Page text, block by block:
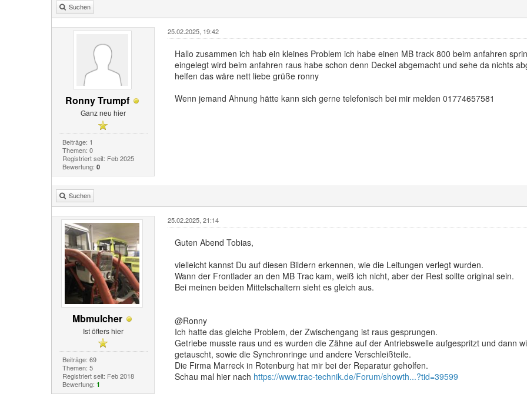
Suchen
Ronny Trumpf
Ganz neu hier
Beiträge: 1
Themen: 0
Registriert seit: Feb 2025
Bewertung: 0
25.02.2025, 19:42
Hallo zusammen ich hab ein kleines Problem ich habe einen MB track 800 beim anfahren
eingelegt wird beim anfahren raus habe schon denn Deckel abgemacht und sehe da nichts
helfen das wäre nett liebe grüße ronny
Wenn jemand Ahnung hätte kann sich gerne telefonisch bei mir melden 01774657581
Suchen
Mbmulcher
Ist öfters hier
Beiträge: 69
Themen: 5
Registriert seit: Feb 2018
Bewertung: 1
25.02.2025, 21:14
Guten Abend Tobias,
vielleicht kannst Du auf diesen Bildern erkennen, wie die Leitungen verlegt wurden.
Wann der Frontlader an den MB Trac kam, weiß ich nicht, aber der Rest sollte original sein.
Bei meinen beiden Mittelschaltern sieht es gleich aus.
@Ronny
Ich hatte das gleiche Problem, der Zwischengang ist raus gesprungen.
Getriebe musste raus und es wurden die Zähne auf der Antriebswelle aufgespritzt und dann
getauscht, sowie die Synchronringe und andere Verschleißteile.
Die Firma Marreck in Rotenburg hat mir bei der Reparatur geholfen.
Schau mal hier nach https://www.trac-technik.de/Forum/showth...?tid=39599